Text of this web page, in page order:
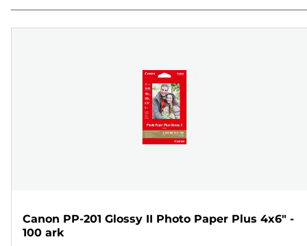
Canon PP-201 Glossy II Photo Paper Plus 4x6" -
100 ark